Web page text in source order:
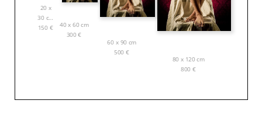
20 x
30 cm
150 €
40 x 60 cm
300€
60 x 90 cm
500 €
80 x 120 cm
800 €